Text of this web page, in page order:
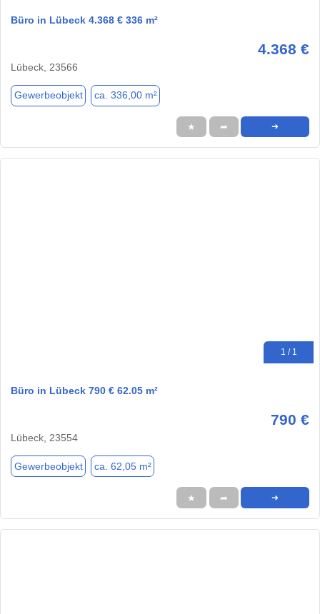
Büro in Lübeck 4.368 € 336 m²
4.368 €
Lübeck, 23566
Gewerbeobjekt ca. 336,00 m²
★ ➦ ➜
1 / 1
Büro in Lübeck 790 € 62.05 m²
790 €
Lübeck, 23554
Gewerbeobjekt ca. 62,05 m²
★ ➦ ➜